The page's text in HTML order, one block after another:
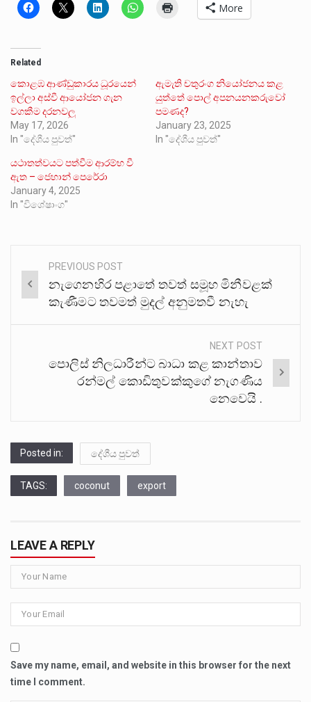
More
Related
කොළඹ ආණ්ඩුකාරය ධූරයෙන්
ඉල්ලා අස්වී ආයෝජන ගැන
වගකීම දරනවලු
May 17, 2026
In "දේශීය පුවත්"
ඇමැති චතුරංග නියෝජනය කළ
යුත්තේ පොල් අපනයනකරුවෝ
පමණද?
January 23, 2025
In "දේශීය පුවත්"
යථාතත්වයට පත්වීම ආරම්භ වී
ඇත – ජෙහාන් පෙරේරා
January 4, 2025
In "විශේෂාංග"
Post
navigation
PREVIOUS POST
නැගෙනහිර පළාතේ තවත් සමූහ මිනීවළක්
කැණීමට තවමත් මුදල් අනුමතවී නැහැ
NEXT POST
පොලිස් නිලධාරීන්ට බාධා කළ කාන්තාව
රන්මල් කොඩිතුවක්කුගේ නැගණිය
නෙවෙයි .
Posted in: දේශීය පුවත්
TAGS: coconut export
LEAVE A REPLY
Save my name, email, and website in this browser for the next
time I comment.